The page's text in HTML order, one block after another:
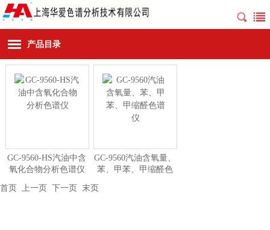
产品目录
GC-9560-HS汽油中含
氧化合物分析色谱仪
GC-9560汽油含氧量、
苯、甲苯、甲缩醛色
首页 上一页 下一页 末页